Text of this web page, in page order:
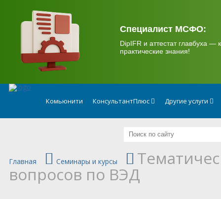
Специалист МСФО:
DipIFR и аттестат главбуха —
практические знания!
Комьюнити КонсультантПлюс Другие услуги
Главная Семинары и курсы
вопросов по ВЭД